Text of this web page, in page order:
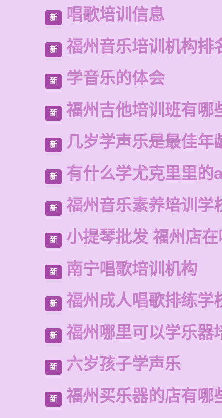
新 唱歌培训信息
新 福州音乐培训机构排
新 学音乐的体会
新 福州吉他培训班有哪
新 几岁学声乐是最佳年
新 有什么学尤克里里的
新 福州音乐素养培训学
新 小提琴批发 福州店
新 南宁唱歌培训机构
新 福州成人唱歌排练学
新 福州哪里可以学乐器
新 六岁孩子学声乐
新 福州买乐器的店有哪